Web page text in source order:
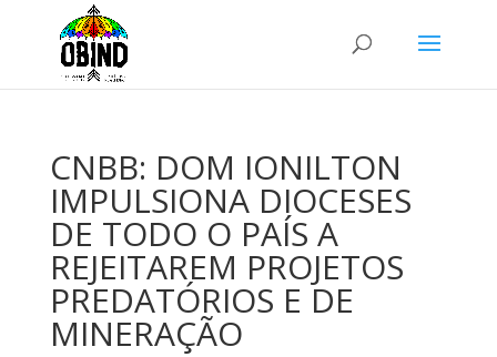
CNBB: DOM IONILTON
IMPULSIONA DIOCESES
DE TODO O PAÍS A
REJEITAREM PROJETOS
PREDATÓRIOS E DE
MINERAÇÃO